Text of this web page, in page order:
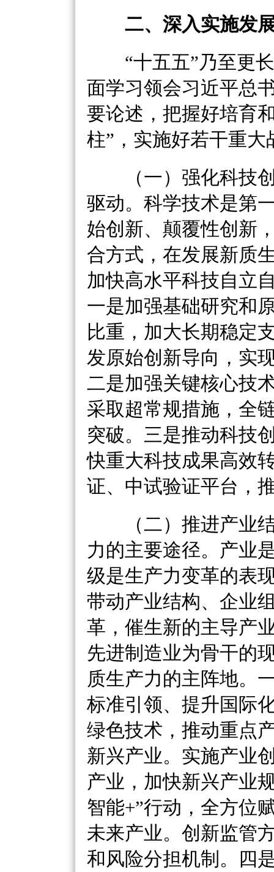
二、深入实施发
“十五五”乃至更
面学习领会习近平总
要论述，把握好培育
柱”，实施好若干重
（一）强化科技创
驱动。科学技术是第
始创新、颠覆性创新
合方式，在发展新质
加快高水平科技自立
一是加强基础研究和
比重，加大长期稳定
发原始创新导向，实
二是加强关键核心技
采取超常规措施，全
突破。三是推动科技
快重大科技成果高效
证、中试验证平台，
（二）推进产业结
力的主要途径。产业
级是生产力变革的表
带动产业结构、企业
革，催生新的主导产
先进制造业为骨干的
质生产力的主阵地。
标准引领、提升国际
绿色技术，推动重点
新兴产业。实施产业
产业，加快新兴产业
智能+”行动，全方位
未来产业。创新监管
和风险分担机制。四